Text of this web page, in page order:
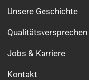
Unsere Geschichte
Qualitätsversprechen
Jobs & Karriere
Kontakt